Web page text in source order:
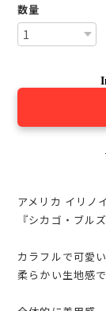
数量
アメリカ イリノ
『シカゴ・ブル
カラフルで可愛
柔らかい生地感